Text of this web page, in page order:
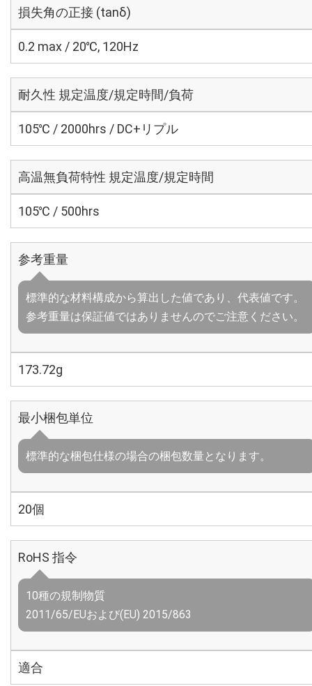
損失角の正接 (tanδ)
0.2 max / 20℃, 120Hz
耐久性 規定温度/規定時間/負荷
105℃ / 2000hrs / DC+リプル
高温無負荷特性 規定温度/規定時間
105℃ / 500hrs
参考重量
標準的な材料構成から算出した値であり、代表値です。
参考重量は保証値ではありませんのでご注意ください。
173.72g
最小梱包単位
標準的な梱包仕様の場合の梱包数量となります。
20個
RoHS 指令
10種の規制物質
2011/65/EUおよび(EU) 2015/863
適合